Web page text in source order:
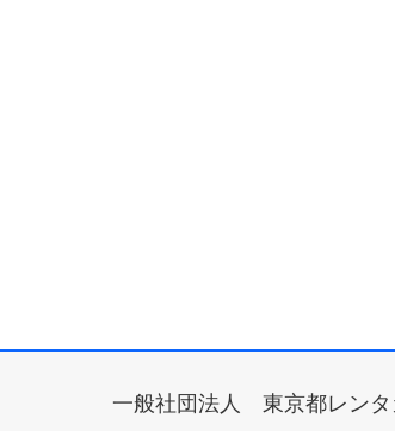
一般社団法人 東京都レンタ